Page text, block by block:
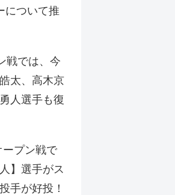
について推
戦では、今
太、高木京
人選手も復
ープン戦で
】選手がス
手が好投！